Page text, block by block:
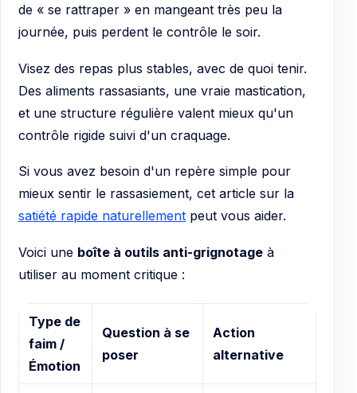
de « se rattraper » en mangeant très peu la
journée, puis perdent le contrôle le soir.
Visez des repas plus stables, avec de quoi tenir.
Des aliments rassasiants, une vraie mastication,
et une structure régulière valent mieux qu'un
contrôle rigide suivi d'un craquage.
Si vous avez besoin d'un repère simple pour
mieux sentir le rassasiement, cet article sur la
satiété rapide naturellement peut vous aider.
Voici une boîte à outils anti-grignotage à
utiliser au moment critique :
Type de
faim /
Émotion
Question à se
poser
Action
alternative